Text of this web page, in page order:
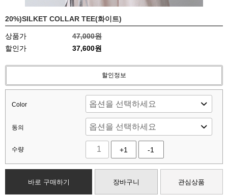
20%)SILKET COLLAR TEE(화이트)
상품가
47,000원
할인가
37,600원
할인정보
Color
동의
수량 +1 -1
바로 구매하기 장바구니 관심상품